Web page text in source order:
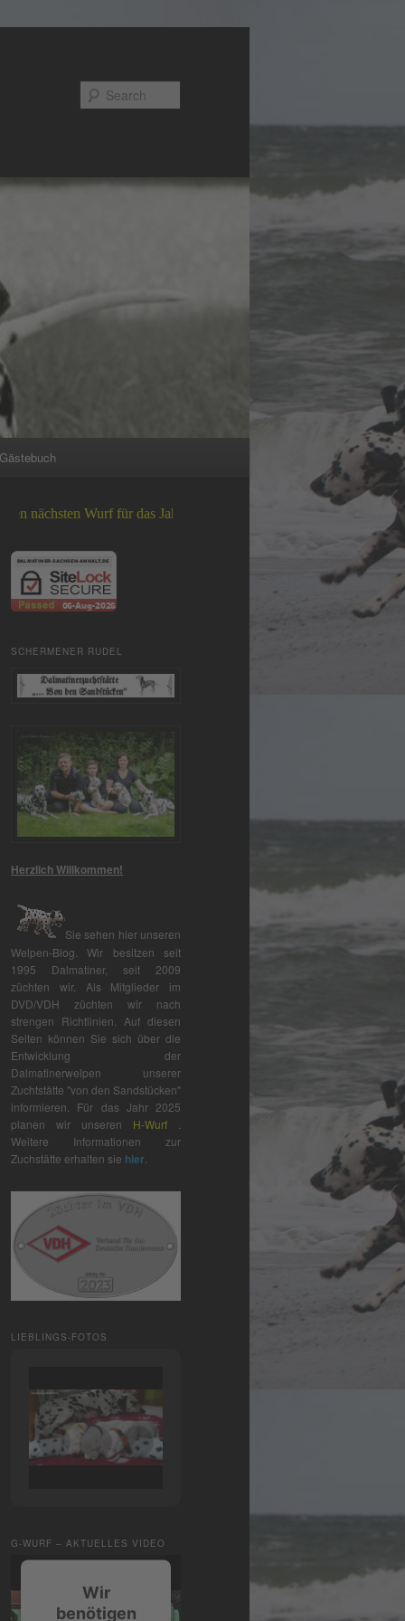
Gästebuch
Wurf für das Jahr 2026 +++
SCHERMENER RUDEL
Herzlich Willkommen!
Sie sehen hier unseren
Welpen-Blog. Wir besitzen seit
1995 Dalmatiner, seit 2009
züchten wir. Als Mitglieder im
DVD/VDH züchten wir nach
strengen Richtlinien. Auf diesen
Seiten können Sie sich über die
Entwicklung der
Dalmatinerwelpen unserer
Zuchtstätte "von den Sandstücken"
informieren. Für das Jahr 2025
planen wir unseren H-Wurf
Weitere Informationen zur
Zuchstätte erhalten sie hier
LIEBLINGS-FOTOS
G-WURF – AKTUELLES VIDEO
Wir
benötigen